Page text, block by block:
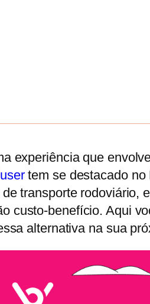
experiência que
tem se destacado no
transporte rodoviário,
custo-benefício. Aqui
alternativa na sua